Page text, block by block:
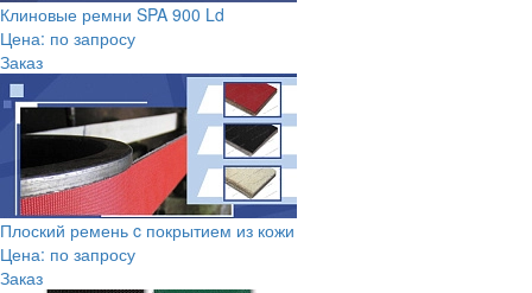
Клиновые ремни SPA 900 Ld
Цена: по запросу
Заказ
Плоский ремень c покрытием из кожи
Цена: по запросу
Заказ